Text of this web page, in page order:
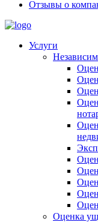
Отзывы о
Услуги
Оценка